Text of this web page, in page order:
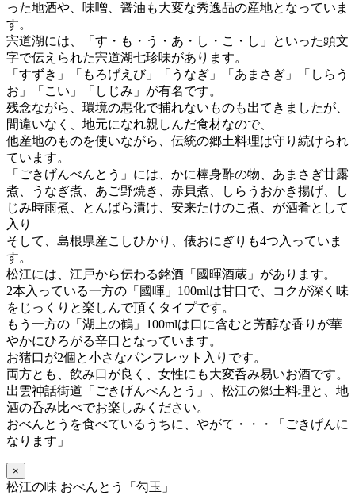
った地酒や、味噌、醤油も大変な秀逸品の産地となっていま
す。
宍道湖には、「す・も・う・あ・し・こ・し」といった頭文
字で伝えられた宍道湖七珍味があります。
「すずき」「もろげえび」「うなぎ」「あまさぎ」「しらう
お」「こい」「しじみ」が有名です。
残念ながら、環境の悪化で捕れないものも出てきましたが、
間違いなく、地元になれ親しんだ食材なので、
他産地のものを使いながら、伝統の郷土料理は守り続けられ
ています。
「ごきげんべんとう」には、かに棒身酢の物、あまさぎ甘露
煮、うなぎ煮、あご野焼き、赤貝煮、しらうおかき揚げ、し
じみ時雨煮、とんばら漬け、安来たけのこ煮、が酒肴として
入り
そして、島根県産こしひかり、俵おにぎりも4つ入っていま
す。
松江には、江戸から伝わる銘酒「國暉酒蔵」があります。
2本入っている一方の「國暉」100mlは甘口で、コクが深く味
をじっくりと楽しんで頂くタイプです。
もう一方の「湖上の鶴」100mlは口に含むと芳醇な香りが華
やかにひろがる辛口となっています。
お猪口が2個と小さなパンフレット入りです。
両方とも、飲み口が良く、女性にも大変呑み易いお酒です。
出雲神話街道「ごきげんべんとう」、松江の郷土料理と、地
酒の呑み比べでお楽しみください。
おべんとうを食べているうちに、 やがて・・・「ごきげんに
なります」
×
松江の味 おべんとう「勾玉」